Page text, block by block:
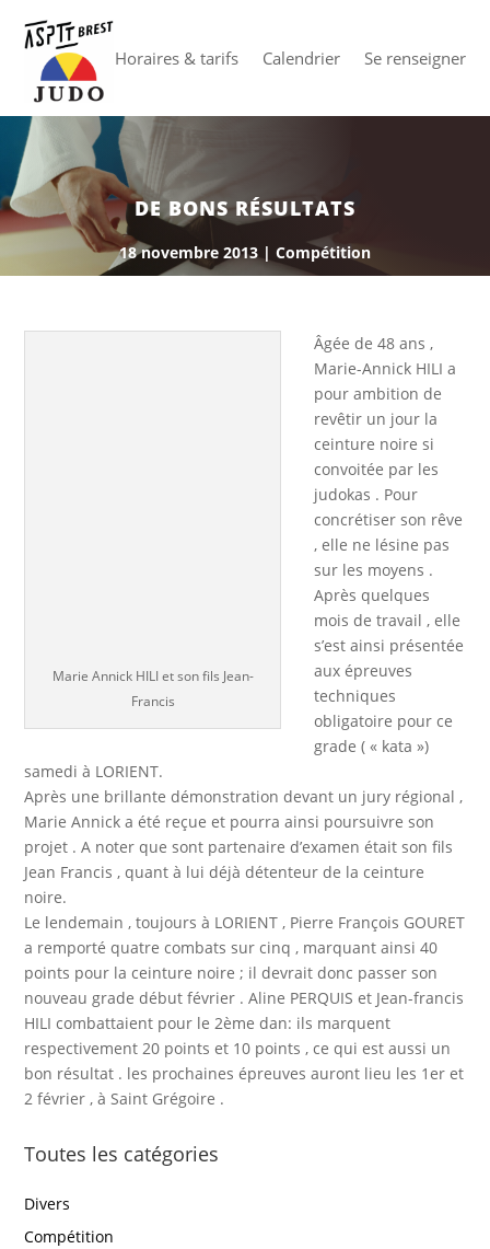
Horaires & tarifs Calendrier Se renseigner
DE BONS RÉSULTATS
18 novembre 2013 | Compétition
Marie Annick HILI et son fils Jean-
Francis
Âgée de 48 ans ,
Marie-Annick HILI a
pour ambition de
revêtir un jour la
ceinture noire si
convoitée par les
judokas . Pour
concrétiser son rêve
, elle ne lésine pas
sur les moyens .
Après quelques
mois de travail , elle
s’est ainsi présentée
aux épreuves
techniques
obligatoire pour ce
grade ( « kata »)
samedi à LORIENT.
Après une brillante démonstration devant un jury régional ,
Marie Annick a été reçue et pourra ainsi poursuivre son
projet . A noter que sont partenaire d’examen était son fils
Jean Francis , quant à lui déjà détenteur de la ceinture
noire.
Le lendemain , toujours à LORIENT , Pierre François GOURET
a remporté quatre combats sur cinq , marquant ainsi 40
points pour la ceinture noire ; il devrait donc passer son
nouveau grade début février . Aline PERQUIS et Jean-francis
HILI combattaient pour le 2ème dan: ils marquent
respectivement 20 points et 10 points , ce qui est aussi un
bon résultat . les prochaines épreuves auront lieu les 1er et
2 février , à Saint Grégoire .
Toutes les catégories
Divers
Compétition